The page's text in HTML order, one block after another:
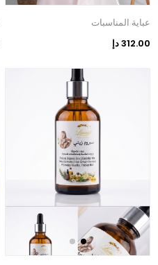
عباية المناسبات
312.00 دإ